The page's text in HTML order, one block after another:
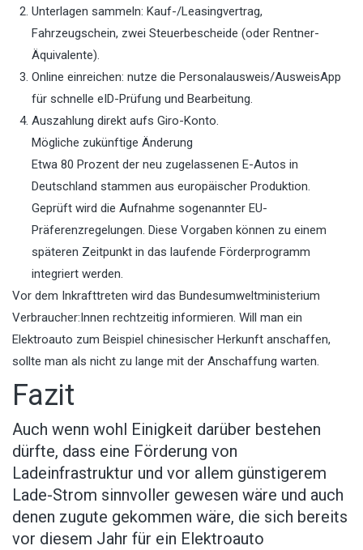
Unterlagen sammeln: Kauf-/Leasingvertrag,
Fahrzeugschein, zwei Steuerbescheide (oder Rentner-
Äquivalente).
Online einreichen: nutze die Personalausweis/AusweisApp
für schnelle eID-Prüfung und Bearbeitung.
Auszahlung direkt aufs Giro-Konto.
Mögliche zukünftige Änderung
Etwa 80 Prozent der neu zugelassenen E-Autos in
Deutschland stammen aus europäischer Produktion.
Geprüft wird die Aufnahme sogenannter EU-
Präferenzregelungen. Diese Vorgaben können zu einem
späteren Zeitpunkt in das laufende Förderprogramm
integriert werden.
Vor dem Inkrafttreten wird das Bundesumweltministerium
Verbraucher:Innen rechtzeitig informieren. Will man ein
Elektroauto zum Beispiel chinesischer Herkunft anschaffen,
sollte man als nicht zu lange mit der Anschaffung warten.
Fazit
Auch wenn wohl Einigkeit darüber bestehen
dürfte, dass eine Förderung von
Ladeinfrastruktur und vor allem günstigerem
Lade-Strom sinnvoller gewesen wäre und auch
denen zugute gekommen wäre, die sich bereits
vor diesem Jahr für ein Elektroauto